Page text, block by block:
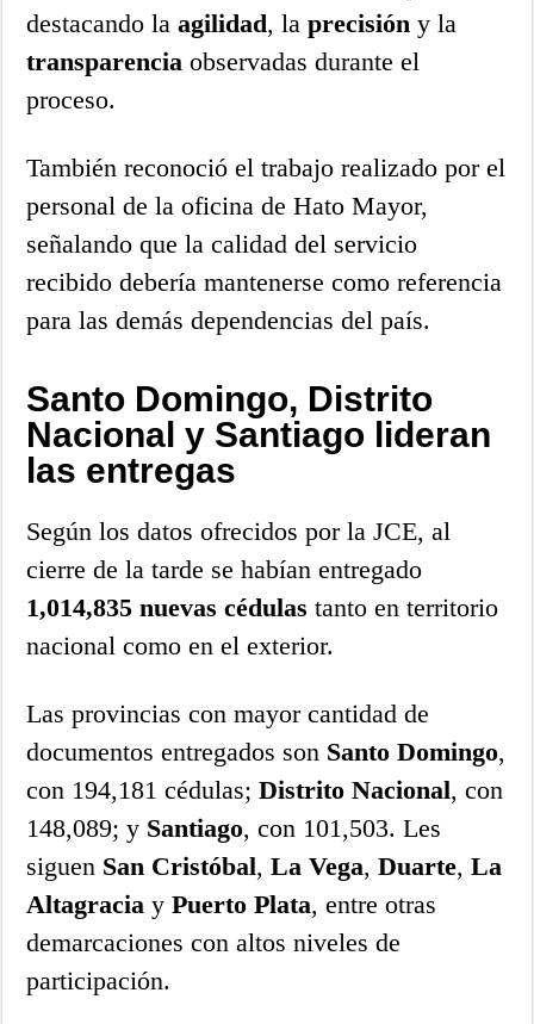
destacando laagilidad, laprecisión y la
transparencia observadas durante el
proceso.
También reconoció el trabajo realizado por el
personal de la oficina de Hato Mayor,
señalando que la calidad del servicio
recibido debería mantenerse como referencia
para las demás dependencias del país.
Santo Domingo, Distrito
Nacional y Santiago lideran
las entregas
Según los datos ofrecidos por la JCE, al
cierre de la tarde se habían entregado
1,014,835 nuevas cédulas tanto en territorio
nacional como en el exterior.
Las provincias con mayor cantidad de
documentos entregados son Santo Domingo,
con 194,181 cédulas;Distrito Nacional, con
148,089; y Santiago, con 101,503. Les
siguen San Cristóbal,La Vega,Duarte,La
Altagracia yPuerto Plata, entre otras
demarcaciones con altos niveles de
participación.